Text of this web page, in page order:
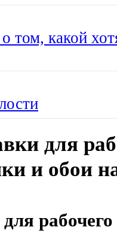
том, какой
для
и обои
рабочего